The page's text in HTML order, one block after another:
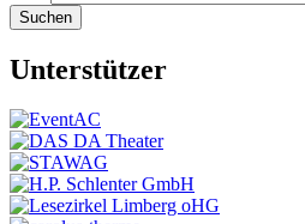
Unterstützer